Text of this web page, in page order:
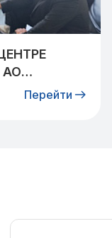
СПерейти